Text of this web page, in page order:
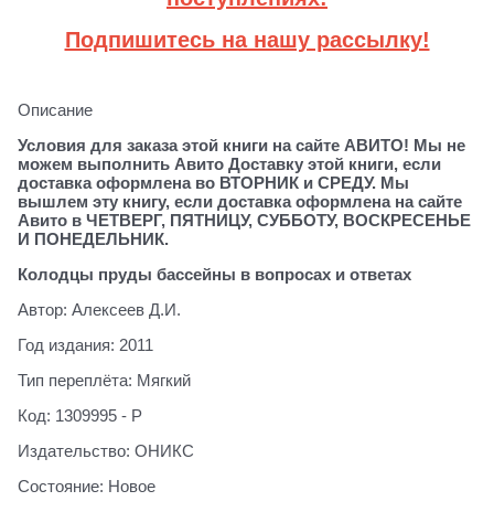
Подпишитесь на нашу рассылку!
Описание
Условия для заказа этой книги на сайте АВИТО! Мы не
можем выполнить Авито Доставку этой книги, если
доставка оформлена во ВТОРНИК и СРЕДУ. Мы
вышлем эту книгу, если доставка оформлена на сайте
Авито в ЧЕТВЕРГ, ПЯТНИЦУ, СУББОТУ, ВОСКРЕСЕНЬЕ
И ПОНЕДЕЛЬНИК.
Колодцы пруды бассейны в вопросах и ответах
Автор: Алексеев Д.И.
Год издания: 2011
Тип переплёта: Мягкий
Код: 1309995 - Р
Издательство: ОНИКС
Состояние: Новое